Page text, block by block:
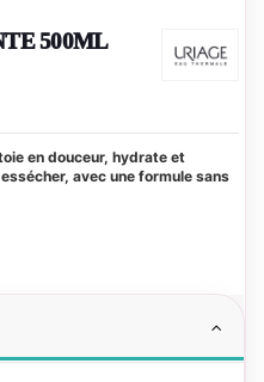
500ML
en douceur, hydrate et
avec une formule sans